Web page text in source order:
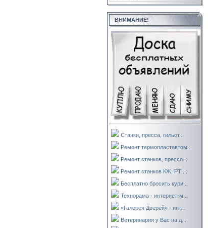
ВНИМАНИЕ!
Станки, пресса, гильот...
Ремонт термопластавтом...
Ремонт станков, прессо...
Ремонт станков КЖ, РТ ...
Бесплатно бросить кури...
Технорама - интернет-м...
«Галерея Дверей» - инт...
Ветеринария у Вас на д...